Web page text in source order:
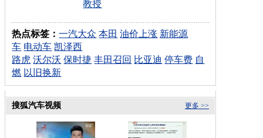
教授
热点标签：一汽大众 本田 油价上涨 新能源
车 电动车 凯泽西
路虎 沃尔沃 保时捷 丰田召回 比亚迪 停车费 自
燃 以旧换新
更多 >>
搜狐汽车视频